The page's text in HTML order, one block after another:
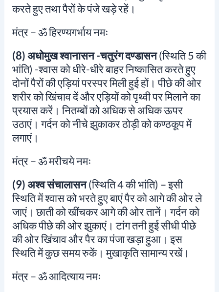
करते हुए तथा पैरों के पंजे खड़े रहें।
मंत्र –ॐ हिरण्यगर्भाय नमः
(8) अधोमुख श्वानासन -चतुरंग दण्डासन(स्थिति 5 की
भांति) -श्वास को धीरे-धीरे बाहर निष्कासित करते हुए
दोनों पैरों की एड़ियां परस्पर मिली हुई हों। पीछे की ओर
शरीर को खिंचाव दें और एड़ियों को पृथ्वी पर मिलाने का
प्रयास करें। नितम्बों को अधिक से अधिक ऊपर
उठाएं। गर्दन को नीचे झुकाकर ठोड़ी को कण्ठकूप में
लगाएं।
मंत्र –ॐ मरीचये नमः
(9) अश्व संचालासन(स्थिति 4 की भांति) – इसी
स्थिति में श्वास को भरते हुए बाएं पैर को आगे की ओर ले
जाएं। छाती को खींचकर आगे की ओर तानें। गर्दन को
अधिक पीछे की ओर झुकाएं। टांग तनी हुई सीधी पीछे
की ओर खिंचाव और पैर का पंजा खड़ा हुआ। इस
स्थिति में कुछ समय रुकें। मुखाकृति सामान्य रखें।
मंत्र –ॐ आदित्याय नमः